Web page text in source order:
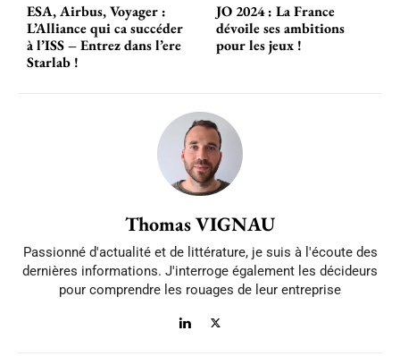
ESA, Airbus, Voyager :
L’Alliance qui ca succéder
à l’ISS – Entrez dans l’ere
Starlab !
JO 2024 : La France
dévoile ses ambitions
pour les jeux !
Thomas VIGNAU
Passionné d'actualité et de littérature, je suis à l'écoute des
dernières informations. J'interroge également les décideurs
pour comprendre les rouages de leur entreprise